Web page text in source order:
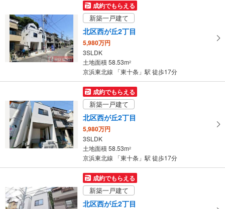
イ
ペ
ー
ジ
に
存
る
成約でもらえる
新築一戸建て
北区西が丘2丁目
5,980万円
3SLDK
土地面積 58.53m2
京浜東北線 「東十条」駅 徒歩17分
成約でもらえる
新築一戸建て
北区西が丘2丁目
5,980万円
3SLDK
土地面積 58.53m2
京浜東北線 「東十条」駅 徒歩17分
成約でもらえる
新築一戸建て
北区西が丘2丁目